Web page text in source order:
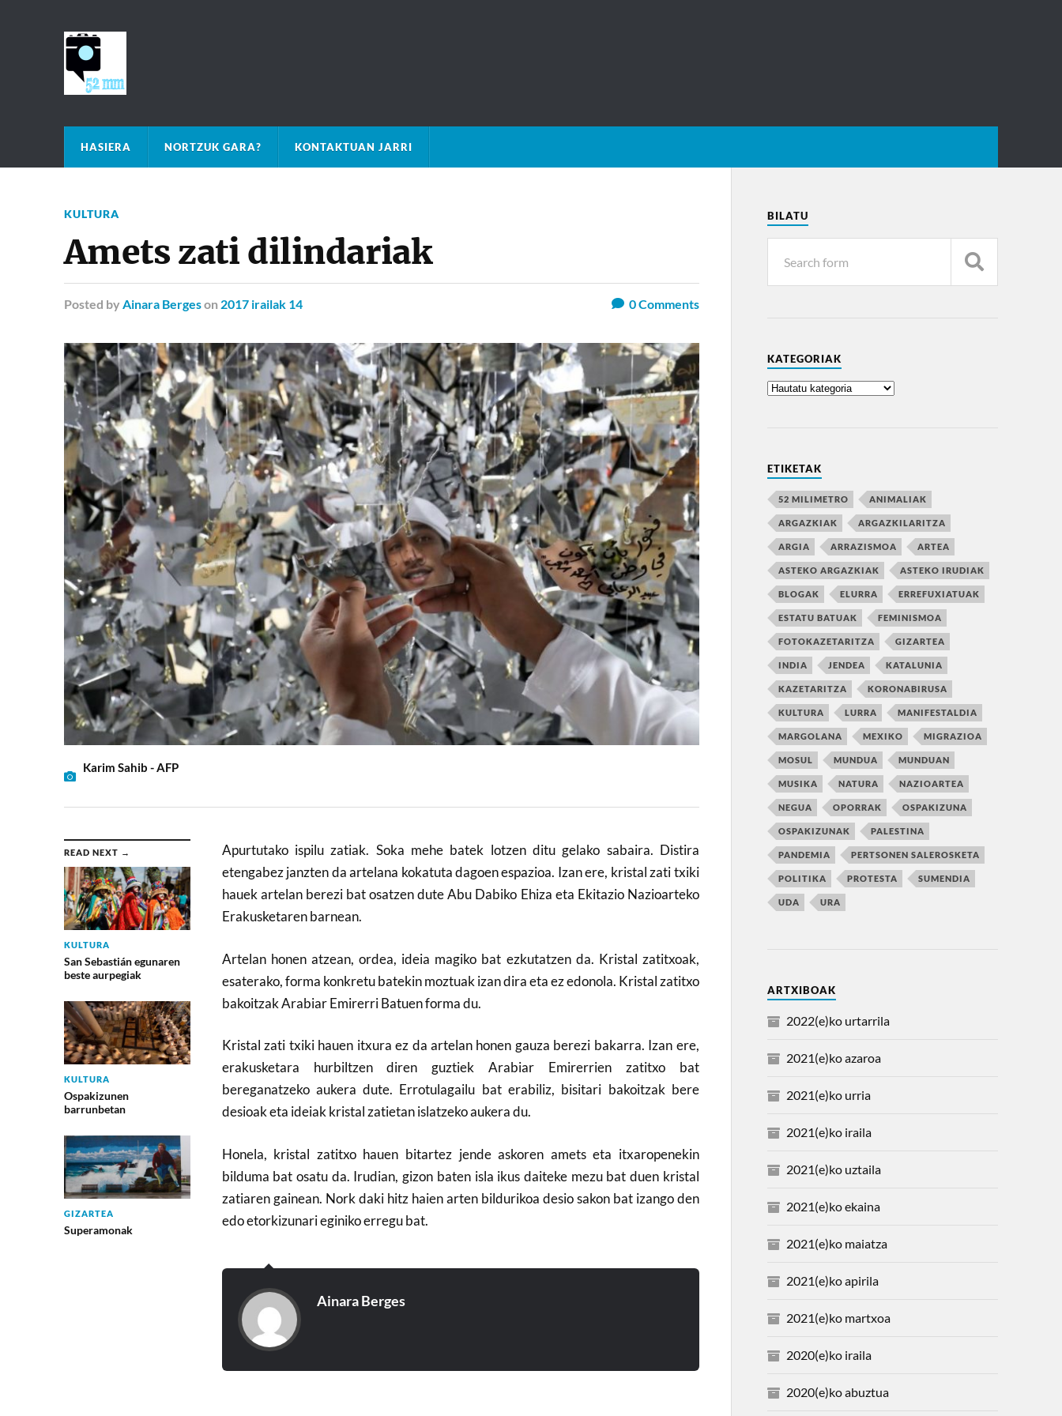
HASIERA NORTZUK GARA? KONTAKTUAN JARRI
KULTURA
Amets zati dilindariak
Posted by Ainara Bergeson 2017 irailak 14 0Comments
Karim Sahib - AFP
READ NEXT →
KULTURA
San Sebastián egunaren
beste aurpegiak
KULTURA
Ospakizunen
barrunbetan
GIZARTEA
Superamonak
Apurtutako ispilu zatiak. Soka mehe batek lotzen ditu gelako sabaira. Distira
etengabez janzten da artelana kokatuta dagoen espazioa. Izan ere, kristal zati txiki
hauek artelan berezi bat osatzen dute Abu Dabiko Ehiza eta Ekitazio Nazioarteko
Erakusketaren barnean.
Artelan honen atzean, ordea, ideia magiko bat ezkutatzen da. Kristal zatitxoak,
esaterako, forma konkretu batekin moztuak izan dira eta ez edonola. Kristal zatitxo
bakoitzak Arabiar Emirerri Batuen forma du.
Kristal zati txiki hauen itxura ez da artelan honen gauza berezi bakarra. Izan ere,
erakusketara hurbiltzen diren guztiek Arabiar Emirerrien zatitxo bat
bereganatzeko aukera dute. Errotulagailu bat erabiliz, bisitari bakoitzak bere
desioak eta ideiak kristal zatietan islatzeko aukera du.
Honela, kristal zatitxo hauen bitartez jende askoren amets eta itxaropenekin
bilduma bat osatu da. Irudian, gizon baten isla ikus daiteke mezu bat duen kristal
zatiaren gainean. Nork daki hitz haien arten bildurikoa desio sakon bat izango den
edo etorkizunari eginiko erregu bat.
Ainara Berges
BILATU
KATEGORIAK
ETIKETAK
52 MILIMETRO ANIMALIAK
ARGAZKIAK ARGAZKILARITZA
ARGIA ARRAZISMOA ARTEA
ASTEKO ARGAZKIAK ASTEKO IRUDIAK
BLOGAK ELURRA ERREFUXIATUAK
ESTATU BATUAK FEMINISMOA
FOTOKAZETARITZA GIZARTEA
INDIA JENDEA KATALUNIA
KAZETARITZA KORONABIRUSA
KULTURA LURRA MANIFESTALDIA
MARGOLANA MEXIKO MIGRAZIOA
MOSUL MUNDUA MUNDUAN
MUSIKA NATURA NAZIOARTEA
NEGUA OPORRAK OSPAKIZUNA
OSPAKIZUNAK PALESTINA
PANDEMIA PERTSONEN SALEROSKETA
POLITIKA PROTESTA SUMENDIA
UDA URA
ARTXIBOAK
2022(e)ko urtarrila
2021(e)ko azaroa
2021(e)ko urria
2021(e)ko iraila
2021(e)ko uztaila
2021(e)ko ekaina
2021(e)ko maiatza
2021(e)ko apirila
2021(e)ko martxoa
2020(e)ko iraila
2020(e)ko abuztua